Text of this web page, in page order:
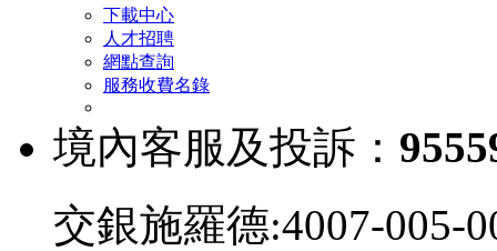
下載中心
人才招聘
網點查詢
服務收費名錄
境內客服及投訴：
交銀施羅德:4007-005-